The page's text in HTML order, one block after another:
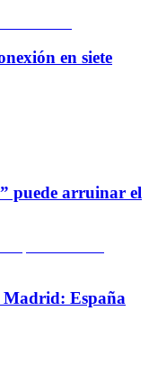
en siete
puede arruinar el
Madrid: España